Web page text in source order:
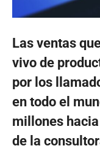
Las ventas
vivo de
por los
en todo el
millones
de la